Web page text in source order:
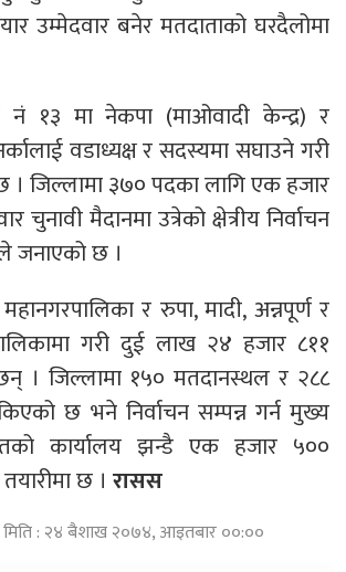
उम्मेदवार बनेर मतदाताको घरदैलोमा
नं १३ मा नेकपा (माओवादी केन्द्र) र
वडाध्यक्ष र सदस्यमा सघाउने गरी
जिल्लामा ३७० पदका लागि एक हजार
चुनावी मैदानमा उत्रेको क्षेत्रीय निर्वाचन
जनाएको छ ।
र रुपा, मादी, अन्नपूर्ण र
गरी दुई लाख २४ हजार ८११
। जिल्लामा १५० मतदानस्थल र २८८
छ भने निर्वाचन सम्पन्न गर्न मुख्य
कार्यालय झन्डै एक हजार ५००
छ । रासस
मिति : २४ बैशाख २०७४, आइतबार ००:००